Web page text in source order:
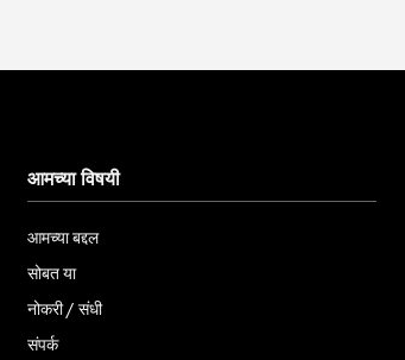
आमच्या विषयी
आमच्या बद्दल
सोबत या
नोकरी / संधी
संपर्क